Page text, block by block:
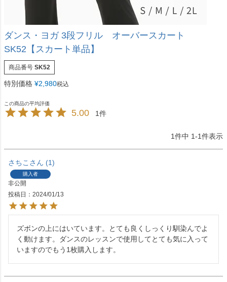
ダンス・ヨガ 3段フリル オーバースカート
SK52【スカート単品】
商品番号 SK52
特別価格 ¥2,980税込
5.00 1
1件中 1-1件表示
さちこ 1
購入者
非公開
投稿日
2024/01/13
ズボンの上にはいています。とても良くしっくり馴染んでよ
く動けます。ダンスのレッスンで使用してとても気に入って
いますのでもう1枚購入します。